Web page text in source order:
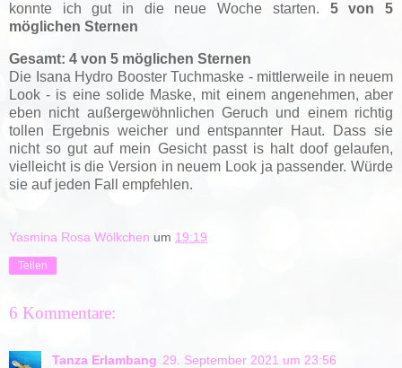
konnte ich gut in die neue Woche starten. 5 von 5
möglichen Sternen
Gesamt: 4 von 5 möglichen Sternen
Die Isana Hydro Booster Tuchmaske - mittlerweile in neuem
Look - is eine solide Maske, mit einem angenehmen, aber
eben nicht außergewöhnlichen Geruch und einem richtig
tollen Ergebnis weicher und entspannter Haut. Dass sie
nicht so gut auf mein Gesicht passt is halt doof gelaufen,
vielleicht is die Version in neuem Look ja passender. Würde
sie auf jeden Fall empfehlen.
Yasmina Rosa Wölkchen um 19:19
Teilen
6 Kommentare:
Tanza Erlambang 29. September 2021 um 23:56